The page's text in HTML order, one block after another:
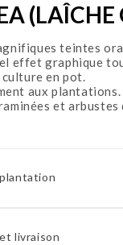
(LAÎCHE
teintes
effet graphique
en pot.
aux plantations.
et
livraison